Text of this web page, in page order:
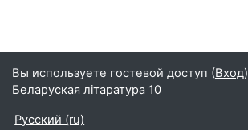
Вы используете гостевой доступ (Вход)
Беларуская літаратура 10
Русский ‎(ru)‎